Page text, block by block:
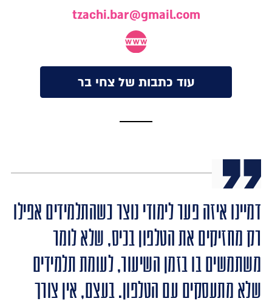
tzachi.bar@gmail.com
עוד כתבות של צחי בר
דמיינו איזה פער לימודי נוצר כשהתלמידים אפילו
רק מחזיקים את הטלפון בכיס, שלא לומר
משתמשים בו בזמן השיעור, לעומת תלמידים
שלא מתעסקים עם הטלפון. בעצם, אין צורך